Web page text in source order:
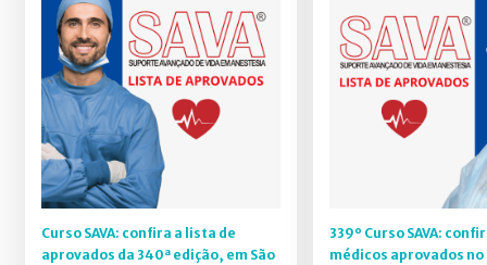
Curso SAVA: confira a lista de
aprovados da 340ª edição, em São
339º Curso SAVA:
médicos aprovados